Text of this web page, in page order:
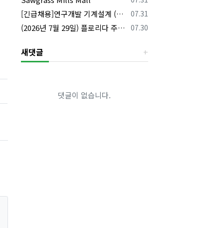
등록일
07.31
[긴급채용]연구개발 기계설계 (C&C) 엔지니어 모집
등록일
07.30
(2026년 7월 29일) 플로리다 주요 뉴스 | 플로리다 한인 닷컴
새댓글
댓글이 없습니다.